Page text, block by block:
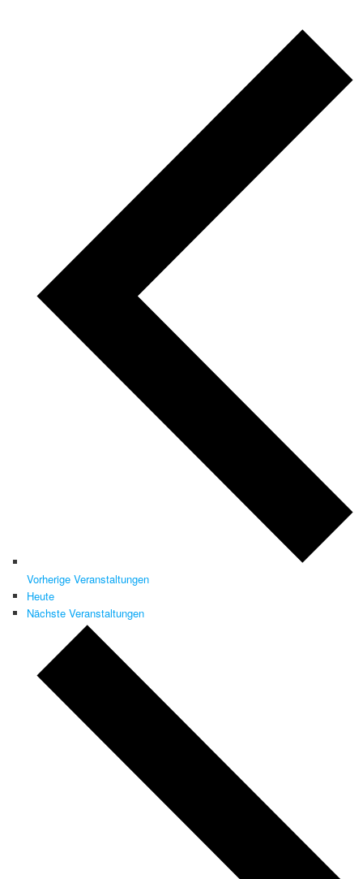
Vorherige Veranstaltungen
Heute
Nächste Veranstaltungen